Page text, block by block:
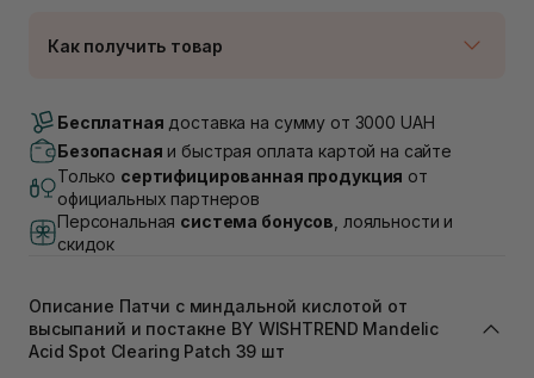
Как получить товар
В наличии
Самовывоз г. Луцк, Винниченка 4
Самовывоз г. Львов, ул. Академика Подстригача,
1В (Duck's Lake)
Самовывоз г. Львов ул. Степана Бандеры 43
В наличии
Самовывоз Ровно
Бесплатная доставка на сумму от 3000 UAH
Безопасная и быстрая оплата картой на сайте
Только сертифицированная продукция от
официальных партнеров
Персональная система бонусов , лояльности и
скидок
Описание Патчи с миндальной кислотой от
высыпаний и постакне BY WISHTREND Mandelic
Acid Spot Clearing Patch 39 шт